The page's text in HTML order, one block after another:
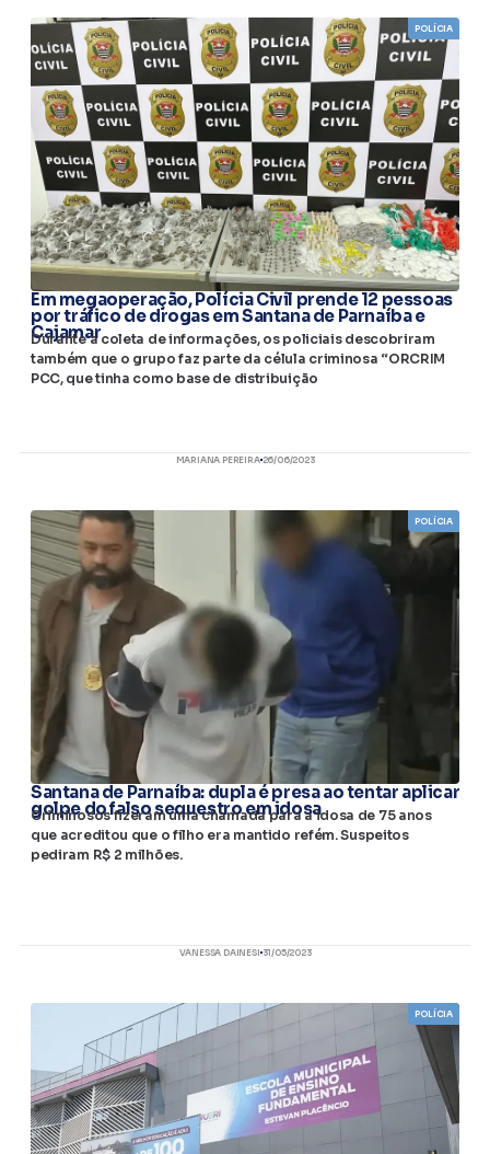
POLÍCIA
Em megaoperação, Polícia Civil prende 12 pessoas
por tráfico de drogas em Santana de Parnaíba e
Cajamar
Durante a coleta de informações, os policiais descobriram
também que o grupo faz parte da célula criminosa “ORCRIM
PCC, que tinha como base de distribuição
MARIANA PEREIRA 26/06/2023
POLÍCIA
Santana de Parnaíba: dupla é presa ao tentar aplicar
golpe do falso sequestro em idosa
Criminosos fizeram uma chamada para a idosa de 75 anos
que acreditou que o filho era mantido refém. Suspeitos
pediram R$ 2 milhões.
VANESSA DAINESI 31/05/2023
POLÍCIA